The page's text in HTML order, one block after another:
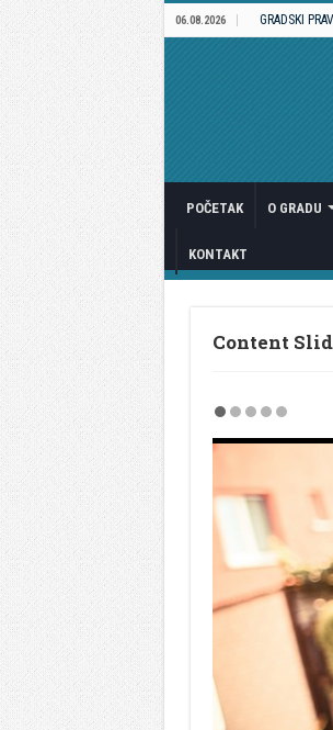
06.08.2026 GRADSKI
POČETAK O GRADU
KONTAKT
Content